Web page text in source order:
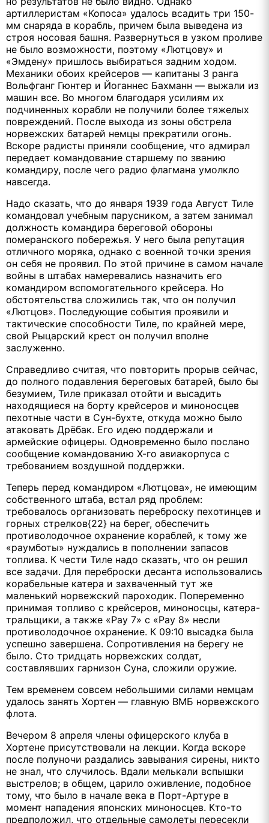
артиллеристам «Копоса» удалось всадить три 150-
мм снаряда в корабль, причем была выведена из
строя носовая башня. Развернуться в узком проливе
не было возможности, поэтому «Лютцову» и
«Эмдену» пришлось выбираться задним ходом.
Механики обоих крейсеров — капитаны 3 ранга
Вольфганг Гюнтер и Йоганнес Бахманн — выжали из
машин все. Во многом благодаря усилиям их
подчиненных корабли не получили более тяжелых
повреждений. После выхода из зоны обстрела
норвежских батарей немцы прекратили огонь.
Вскоре радисты приняли сообщение, что адмирал
передает командование старшему по званию
командиру, после чего радио флагмана умолкло
навсегда.
Надо сказать, что до января 1939 года Август Тиле
командовал учебным парусником, а затем занимал
должность командира береговой обороны
померанского побережья. У него была репутация
отличного моряка, однако с военной точки зрения
он себя не проявил. По этой причине в самом начале
войны в штабах намеревались назначить его
командиром вспомогательного крейсера. Но
обстоятельства сложились так, что он получил
«Лютцов». Последующие события проявили и
тактические способности Тиле, по крайней мере,
свой Рыцарский крест он получил вполне
заслуженно.
Справедливо считая, что повторить прорыв сейчас,
до полного подавления береговых батарей, было бы
безумием, Тиле приказал отойти и высадить
находящиеся на борту крейсеров и миноносцев
пехотные части в Сун-бухте, откуда можно было
атаковать Дрёбак. Его идею поддержали и
армейские офицеры. Одновременно было послано
сообщение командованию Х-го авиакорпуса с
требованием воздушной поддержки.
Теперь перед командиром «Лютцова», не имеющим
собственного штаба, встал ряд проблем:
требовалось организовать переброску пехотинцев и
горных стрелков{22} на берег, обеспечить
противолодочное охранение кораблей, к тому же
«раумботы» нуждались в пополнении запасов
топлива. К чести Тиле надо сказать, что он решил
все задачи. Для переброски десанта использовались
корабельные катера и захваченный тут же
маленький норвежский пароходик. Попеременно
принимая топливо с крейсеров, миноносцы, катера-
тральщики, а также «Рау 7» с «Рау 8» несли
противолодочное охранение. К 09:10 высадка была
успешно завершена. Сопротивления на берегу не
было. Сто тридцать норвежских солдат,
составлявших гарнизон Суна, сложили оружие.
Тем временем совсем небольшими силами немцам
удалось занять Хортен — главную ВМБ норвежского
флота.
Вечером 8 апреля члены офицерского клуба в
Хортене присутствовали на лекции. Когда вскоре
после полуночи раздались завывания сирены, никто
не знал, что случилось. Вдали мелькали вспышки
выстрелов; в общем, царило оживление, подобное
тому, что было в начале века в Порт-Артуре в
момент нападения японских миноносцев. Кто-то
предположил, что отдельные самолеты пересекли